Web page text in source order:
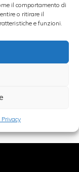
il comportamento di
o ritirare il
e funzioni.
e dolci. Il